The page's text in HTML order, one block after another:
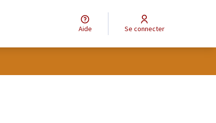
Aide Se connecter